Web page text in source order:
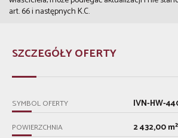
art. 66 i następnych K.C.
SZCZEGÓŁY OFERTY
SYMBOL OFERTY IVN-HW-
POWIERZCHNIA 2 432,00 m²